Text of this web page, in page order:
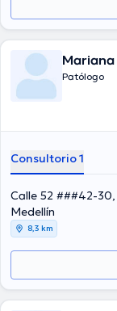
Patólogo
Consultorio 1
Calle 52 ###42-
Medellín
8,3 km